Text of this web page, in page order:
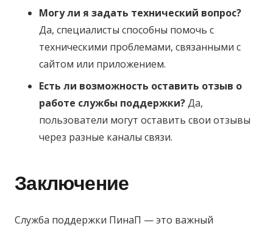
Могу ли я задать технический вопрос?
Да, специалисты способны помочь с
техническими проблемами, связанными с
сайтом или приложением.
Есть ли возможность оставить отзыв о
работе службы поддержки?Да,
пользователи могут оставить свои отзывы
через разные каналы связи.
Заключение
Служба поддержки ПинаП — это важный